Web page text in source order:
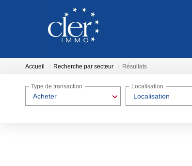
Accueil Recherche par secteur Résultats
Acheter
Type de transaction
Localisation
Localisation